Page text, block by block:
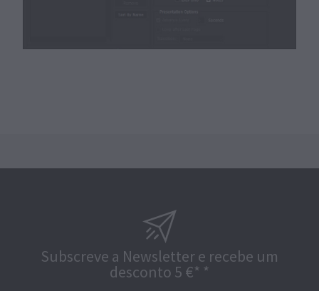
Subscreve a Newsletter e recebe um
desconto 5 €* *